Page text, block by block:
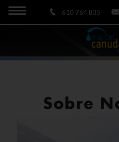
610 764 835
Sobre